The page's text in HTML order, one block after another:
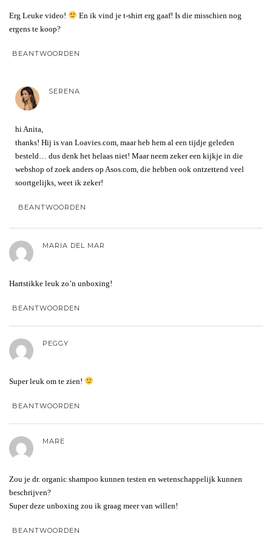
Erg Leuke video!
En ik vind je t-shirt erg gaaf! Is die misschien nog
ergens te koop?
BEANTWOORDEN
SERENA
hi Anita,
thanks! Hij is van Loavies.com, maar heb hem al een tijdje geleden
besteld… dus denk het helaas niet! Maar neem zeker een kijkje in die
webshop of zoek anders op Asos.com, die hebben ook ontzettend veel
soortgelijks, weet ik zeker!
BEANTWOORDEN
MARIA DEL MAR
Hartstikke leuk zo’n unboxing!
BEANTWOORDEN
PEGGY
Super leuk om te zien!
BEANTWOORDEN
MARE
Zou je dr. organic shampoo kunnen testen en wetenschappelijk kunnen
beschrijven?
Super deze unboxing zou ik graag meer van willen!
BEANTWOORDEN